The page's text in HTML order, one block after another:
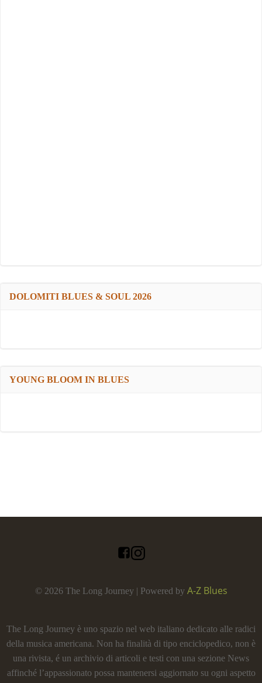
DOLOMITI BLUES & SOUL 2026
YOUNG BLOOM IN BLUES
© 2026 The Long Journey | Powered by A-Z Blues
The Long Journey è uno spazio nel web italiano dedicato alle radici
della musica americana. Non ha finalità di tipo enciclopedico, non è
una rivista, é un archivio di articoli e testi con una sezione News
affinché l’appassionato possa mantenersi aggiornato su ogni aspetto